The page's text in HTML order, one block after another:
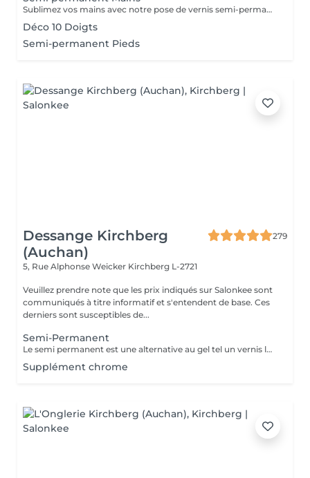
Sublimez vos mains avec notre pose de vernis semi-permanent, pour un résultat parfait et durable jusqu'à 3 semaines. -Finition brillante et impeccable -Résistant aux chocs et aux éclats -Disponible dans une large palette de couleurs tendances Chaque séance comprend préparation de l'ongle, application soignée et finition professionnelle, pour des mains élégantes et parfaitement entretenues.
Déco 10 Doigts
Semi-permanent Pieds
Dessange Kirchberg
(Auchan)
279
5, Rue Alphonse Weicker Kirchberg L-2721
Veuillez prendre note que les prix indiqués sur Salonkee sont
communiqués à titre informatif et s'entendent de base. Ces
derniers sont susceptibles de...
Semi-Permanent
Le semi permanent est une alternative au gel tel un vernis longue durée pour une durée de deux semaines et demi à trois semaines de tenue (maximum ) Le retrait doit se faire uniquement au salon et nous le recommandons de manière ponctuelle. La manucure sèche est comprise dans cette prestation . Comme chaque cliente est unique, nous vous invitons à vous rapprocher d'une collaboratrice pour d'avantages d'informations
Supplément chrome